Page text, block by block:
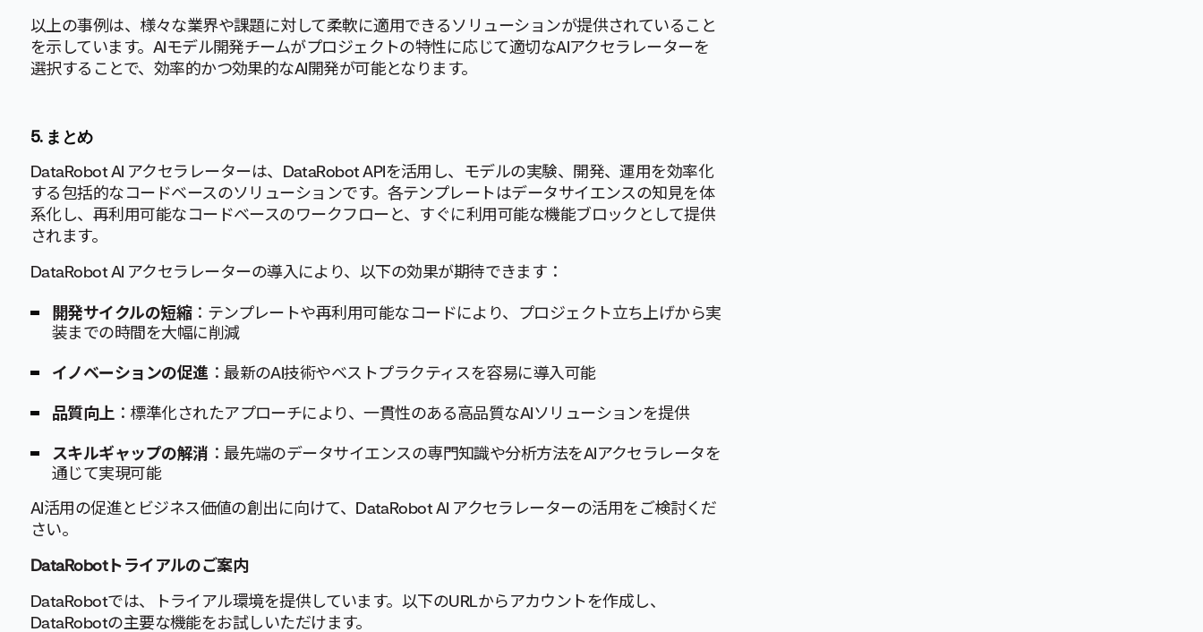
以上の事例は、様々な業界や課題に対して柔軟に適用できるソリューションが提供されていること
を示しています。AIモデル開発チームがプロジェクトの特性に応じて適切なAIアクセラレーターを
選択することで、効率的かつ効果的なAI開発が可能となります。
5. まとめ
DataRobot AI アクセラレーターは、DataRobot APIを活用し、モデルの実験、開発、運用を効率化
する包括的なコードベースのソリューションです。各テンプレートはデータサイエンスの知見を体
系化し、再利用可能なコードベースのワークフローと、すぐに利用可能な機能ブロックとして提供
されます。
DataRobot AI アクセラレーターの導入により、以下の効果が期待できます：
開発サイクルの短縮：テンプレートや再利用可能なコードにより、プロジェクト立ち上げから実
装までの時間を大幅に削減
イノベーションの促進 ：最新のAI技術やベストプラクティスを容易に導入可能
品質向上 ：標準化されたアプローチにより、一貫性のある高品質なAIソリューションを提供
スキルギャップの解消 ：最先端のデータサイエンスの専門知識や分析方法をAIアクセラレータを
通じて実現可能
AI活用の促進とビジネス価値の創出に向けて、DataRobot AI アクセラレーターの活用をご検討くだ
さい。
DataRobotトライアルのご案内
DataRobotでは、トライアル環境を提供しています。以下のURLからアカウントを作成し、
DataRobotの主要な機能をお試しいただけます。